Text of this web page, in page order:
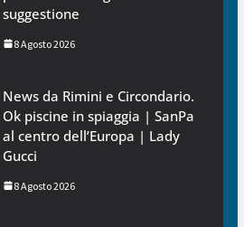
suggestione
8 Agosto 2026
News da Rimini e Circondario.
Ok piscine in spiaggia | SanPa
al centro dell’Europa | Lady
Gucci
8 Agosto 2026